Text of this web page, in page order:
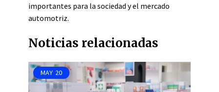
importantes para la sociedad y el mercado
automotriz.
Noticias relacionadas
MAY 20